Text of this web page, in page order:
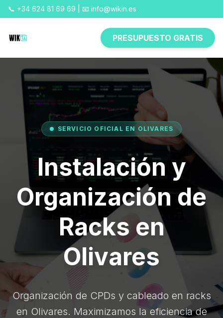
📞 +34 624 81 69 69 | 📧 info@wikin.es
PRESUPUESTO GRATIS
SERVICIO OFICIAL EN OLIVARES
Instalación y
Organización de
Racks en
Olivares
Organización de CPDs y cableado en racks
en Olivares. Maximizamos la eficiencia de